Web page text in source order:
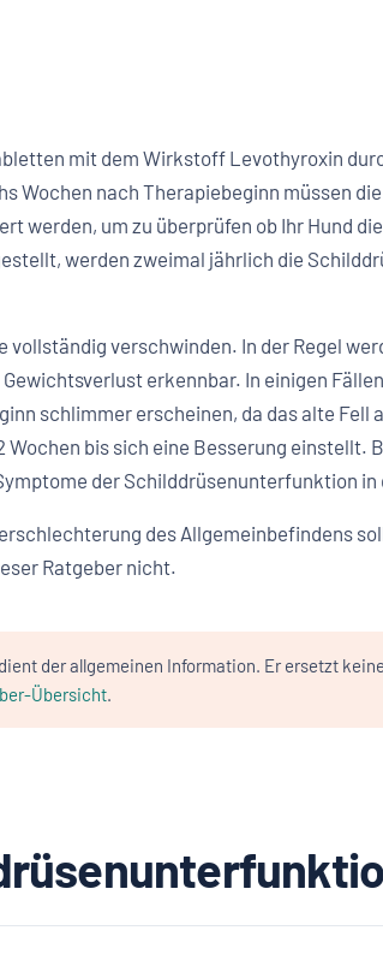
mit dem Wirkstoff Levothyroxin
Wochen nach Therapiebeginn müssen
werden, um zu überprüfen ob Ihr Hund
werden zweimal jährlich die
verschwinden. In der Regel
erkennbar. In einigen
schlimmer erscheinen, da das alte Fell
bis sich eine Besserung einstellt.
der Schilddrüsenunterfunktion in
des Allgemeinbefindens
Ratgeber nicht.
der allgemeinen Information. Er ersetzt
Übersicht.